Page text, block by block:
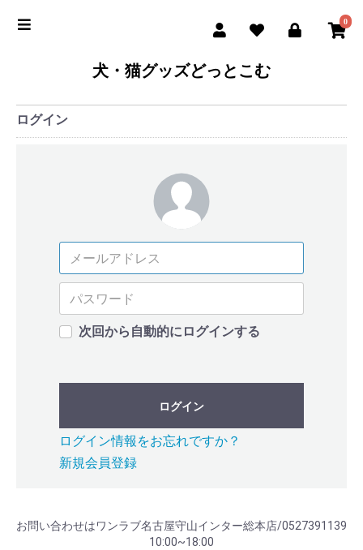
0
犬・猫グッズどっとこむ
ログイン
次回から自動的にログインする
ログイン
ログイン情報をお忘れですか？
新規会員登録
お問い合わせはワンラブ名古屋守山インター総本店/0527391139
10:00~18:00